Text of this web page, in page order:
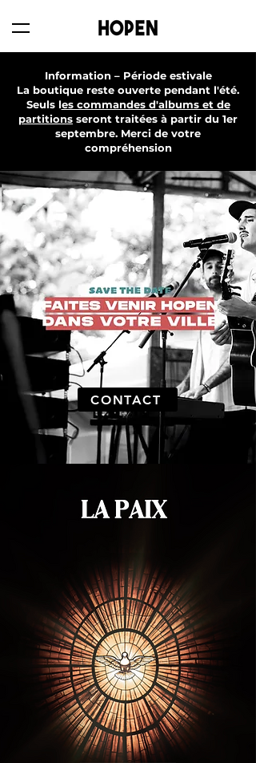
Information – Période estivale
La boutique reste ouverte pendant l'été.
Seuls les commandes d'albums et de
partitions seront traitées à partir du 1er
septembre. Merci de votre
compréhension
CONTACT